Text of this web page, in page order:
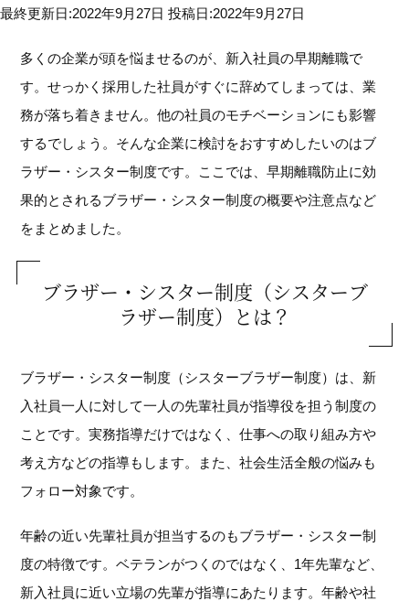
最終更新日:2022年9月27日 投稿日:2022年9月27日
多くの企業が頭を悩ませるのが、新入社員の早期離職で
す。せっかく採用した社員がすぐに辞めてしまっては、業
務が落ち着きません。他の社員のモチベーションにも影響
するでしょう。そんな企業に検討をおすすめしたいのはブ
ラザー・シスター制度です。ここでは、早期離職防止に効
果的とされるブラザー・シスター制度の概要や注意点など
をまとめました。
ブラザー・シスター制度（シスターブ
ラザー制度）とは？
ブラザー・シスター制度（シスターブラザー制度）は、新
入社員一人に対して一人の先輩社員が指導役を担う制度の
ことです。実務指導だけではなく、仕事への取り組み方や
考え方などの指導もします。また、社会生活全般の悩みも
フォロー対象です。
年齢の近い先輩社員が担当するのもブラザー・シスター制
度の特徴です。ベテランがつくのではなく、1年先輩など、
新入社員に近い立場の先輩が指導にあたります。年齢や社